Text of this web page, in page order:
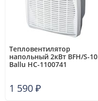
Тепловентилятор
напольный 2кВт BFH/S-10
Ballu НС-1100741
1 590₽